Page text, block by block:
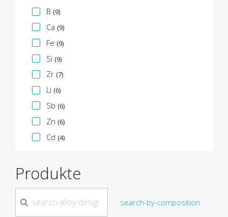
B (9)
Ca (9)
Fe (9)
Si (9)
Zr (7)
Li (6)
Sb (6)
Zn (6)
Cd (4)
Produkte
search-by-composition